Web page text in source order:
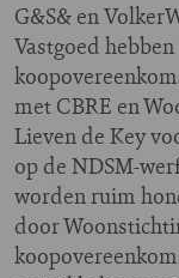
G&S& en
Vastgoed hebben
met CBRE en
Lieven de Key
op de NDSM-
worden ruim
door